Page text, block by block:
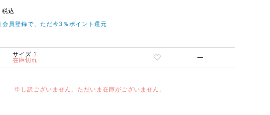
税込
会員登録で、ただ今3％ポイント還元
サイズ 1
在庫切れ
—
申し訳ございません。ただいま在庫がございません。